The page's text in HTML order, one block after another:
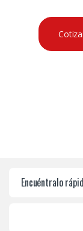
Encuéntralo